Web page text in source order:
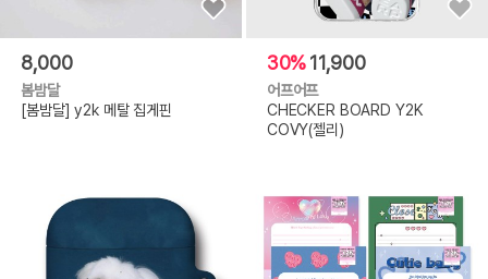
8,000
봄밤달
[봄밤달] y2k 메탈 집게핀
30%11,900
어프어프
CHECKER BOARD Y2K
COVY(젤리)